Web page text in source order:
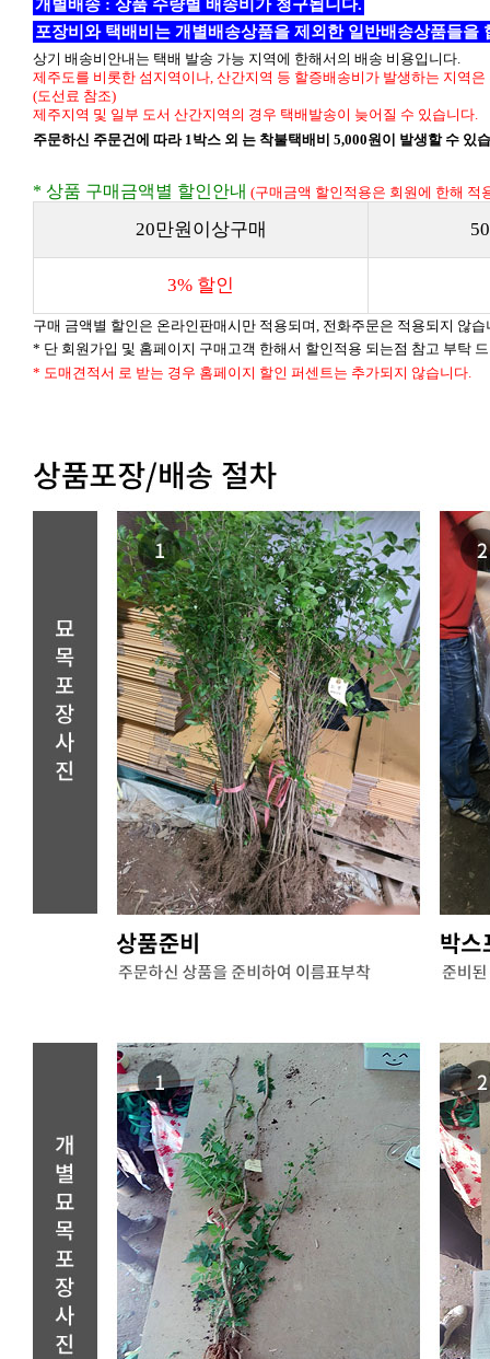
개별배송 : 상품 수량별 배송비가 청구됩니다.
포장비와 택배비는 개별배송상품을 제외한 일반배송상품들을
상기 배송비안내는 택배 발송 가능 지역에 한해서의 배송 비용입니다.
제주도를 비롯한 섬지역이나, 산간지역 등 할증배송비가 발생하는 지역
(도선료 참조)
제주지역 및 일부 도서 산간지역의 경우 택배발송이 늦어질 수 있습니다.
주문하신 주문건에 따라 1박스 외 는 착불택배비 5,000원이 발생할 수 있
* 상품 구매금액별 할인안내 (구매금액 할인적용은 회원에 한해 적
20만원이상구매
3% 할인
구매 금액별 할인은 온라인판매시만 적용되며, 전화주문은 적용되지 않습
* 단 회원가입 및 홈페이지 구매고객 한해서 할인적용 되는점 참고 부탁
* 도매견적서 로 받는 경우 홈페이지 할인 퍼센트는 추가되지 않습니다.